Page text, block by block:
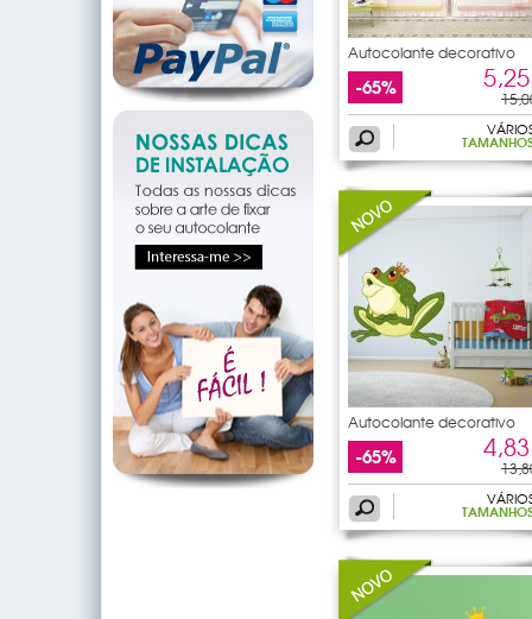
Autocolante decorativo
-65%
Autocolante decorativo
-65%